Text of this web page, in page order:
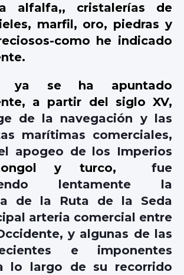
alfalfa,, cristalerías de
marfil, oro, piedras y
como he indicado
ya se ha apuntado
a partir del siglo XV,
de la navegación y las
marítimas comerciales,
apogeo de los Imperios
y turco,
fue
lentamente la
de la Ruta de la Seda
arteria comercial entre
y algunas de las
e imponentes
lo largo de su recorrido